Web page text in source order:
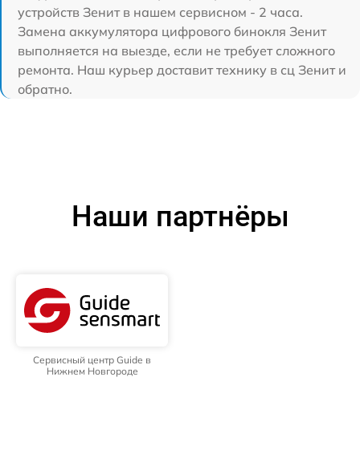
устройств Зенит в нашем сервисном - 2 часа.
Замена аккумулятора цифрового бинокля Зенит
выполняется на выезде, если не требует сложного
ремонта. Наш курьер доставит технику в сц Зенит и
обратно.
Наши партнёры
Сервисный центр Guide в
Нижнем Новгороде